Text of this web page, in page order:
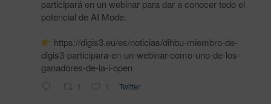
participará en un webinar para dar a conocer todo el
potencial de AI Mode.
https://digis3.eu/es/noticias/dihbu-miembro-de-
digis3-participara-en-un-webinar-como-uno-de-los-
ganadores-de-la-i-open
1 1 Twitter